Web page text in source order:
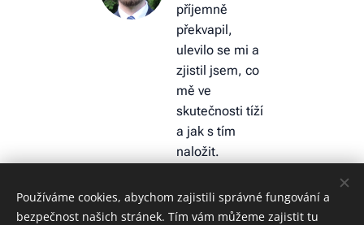
příjemně
překvapil,
ulevilo se mi a
zjistil jsem, co
mě ve
skutečnosti tíží
a jak s tím
naložit.
Používáme cookies, abychom zajistili správné fungování a
bezpečnost našich stránek. Tím vám můžeme zajistit tu